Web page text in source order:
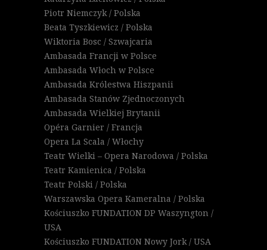
Piotr Niemczyk / Polska
Beata Tyszkiewicz / Polska
Wiktoria Bosc / Szwajcaria
Ambasada Francji w Polsce
Ambasada Włoch w Polsce
Ambasada Królestwa Hiszpanii
Ambasada Stanów Zjednoczonych
Ambasada Wielkiej Brytanii
Opéra Garnier / Francja
Opera La Scala / Włochy
Teatr Wielki – Opera Narodowa / Polska
Teatr Kamienica / Polska
Teatr Polski / Polska
Warszawska Opera Kameralna / Polska
Kościuszko FUNDATION DP Waszyngton /
USA
Kościuszko FUNDATION Nowy Jork / USA